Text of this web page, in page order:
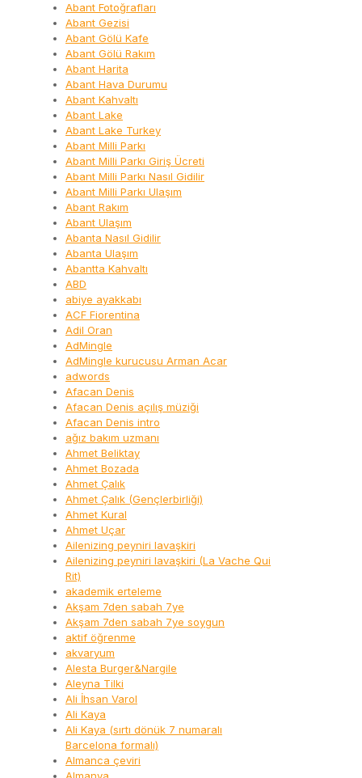
Abant Fotoğrafları
Abant Gezisi
Abant Gölü Kafe
Abant Gölü Rakım
Abant Harita
Abant Hava Durumu
Abant Kahvaltı
Abant Lake
Abant Lake Turkey
Abant Milli Parkı
Abant Milli Parkı Giriş Ücreti
Abant Milli Parkı Nasıl Gidilir
Abant Milli Parkı Ulaşım
Abant Rakım
Abant Ulaşım
Abanta Nasıl Gidilir
Abanta Ulaşım
Abantta Kahvaltı
ABD
abiye ayakkabı
ACF Fiorentina
Adil Oran
AdMingle
AdMingle kurucusu Arman Acar
adwords
Afacan Denis
Afacan Denis açılış müziği
Afacan Denis intro
ağız bakım uzmanı
Ahmet Beliktay
Ahmet Bozada
Ahmet Çalık
Ahmet Çalık (Gençlerbirliği)
Ahmet Kural
Ahmet Uçar
Ailenizing peyniri lavaşkiri
Ailenizing peyniri lavaşkiri (La Vache Qui
Rit)
akademik erteleme
Akşam 7den sabah 7ye
Akşam 7den sabah 7ye soygun
aktif öğrenme
akvaryum
Alesta Burger&Nargile
Aleyna Tilki
Ali İhsan Varol
Ali Kaya
Ali Kaya (sırtı dönük 7 numaralı
Barcelona formalı)
Almanca çeviri